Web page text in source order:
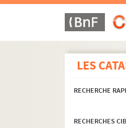
LES
RECHERCHE
RECHERCHES